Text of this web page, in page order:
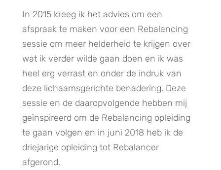
In 2015 kreeg ik het advies om een
afspraak te maken voor een Rebalancing
sessie om meer helderheid te krijgen over
wat ik verder wilde gaan doen en ik was
heel erg verrast en onder de indruk van
deze lichaamsgerichte benadering. Deze
sessie en de daaropvolgende hebben mij
geïnspireerd om de Rebalancing opleiding
te gaan volgen en in juni 2018 heb ik de
driejarige opleiding tot Rebalancer
afgerond.